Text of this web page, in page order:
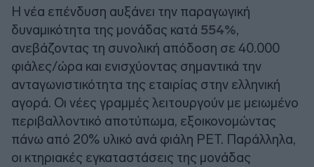
Η νέα επένδυση αυξάνει την παραγωγική
δυναμικότητα της μονάδας κατά 554%,
ανεβάζοντας τη συνολική απόδοση σε 40.000
φιάλες/ώρα και ενισχύοντας σημαντικά την
ανταγωνιστικότητα της εταιρίας στην ελληνική
αγορά. Οι νέες γραμμές λειτουργούν με μειωμένο
περιβαλλοντικό αποτύπωμα, εξοικονομώντας
πάνω από 20% υλικό ανά φιάλη PET. Παράλληλα,
οι κτηριακές εγκαταστάσεις της μονάδας